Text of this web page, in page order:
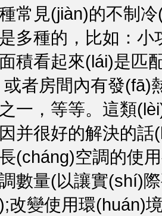
見(jiàn)的不制冷(制
多種的，比如：小
積看起來(lái)是匹
或者房間內有發
，等等。這
很好的解決的話
長(cháng)空調的使
數量(以讓實(shí)
改變使用環(huán)